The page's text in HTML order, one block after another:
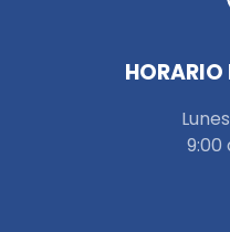
HORARIO
9:00